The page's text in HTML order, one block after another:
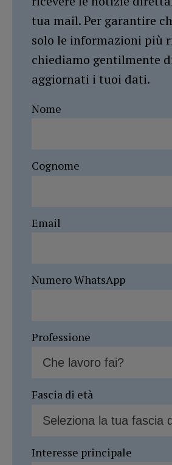
tua mail. Per garantire
solo le informazioni più
chiediamo gentilmente
aggiornati i tuoi dati.
Nome
Cognome
Email
Numero WhatsApp
Professione
Fascia di età
Interesse principale